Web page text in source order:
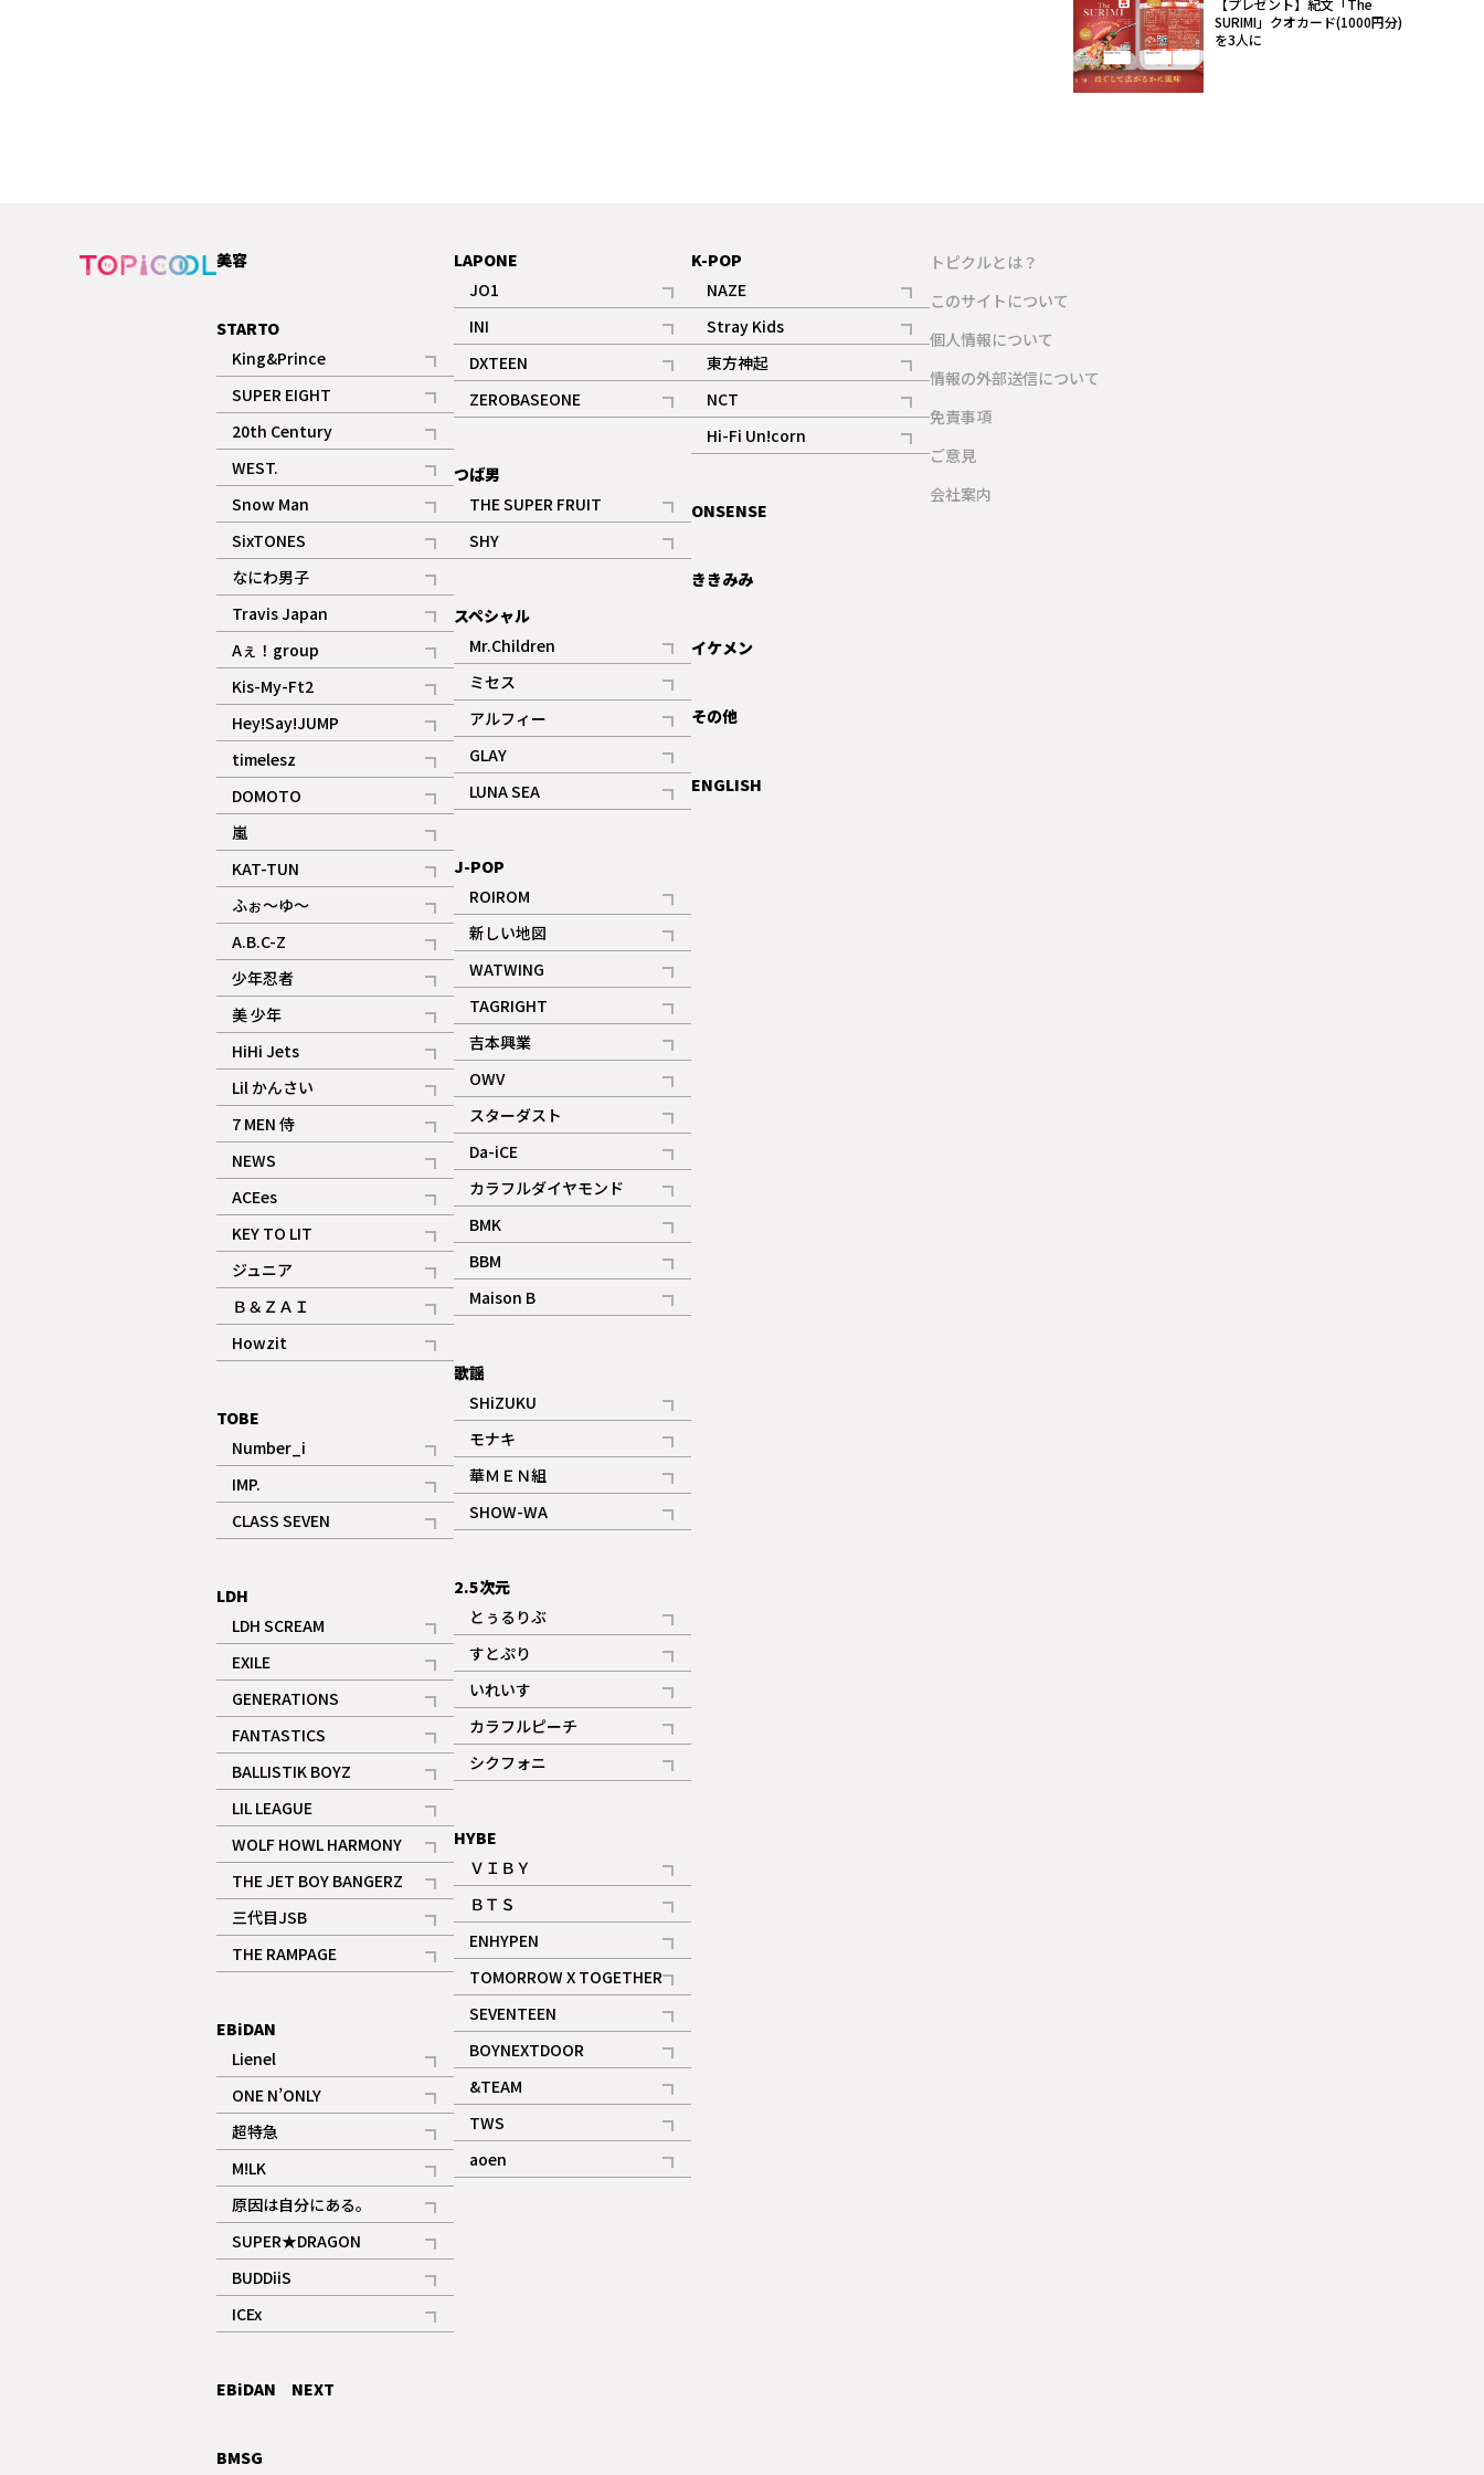
【プレゼント】紀文「The
SURIMI」クオカード(1000円分)
を3人に
美容
STARTO
King&Prince
記事
SUPER EIGHT
記事
20th Century
記事
WEST.
記事
Snow Man
記事
ギャラリー
SixTONES
記事
ギャラリー
なにわ男子
記事
Travis Japan
記事
Aぇ！group
記事
Kis-My-Ft2
記事
ギャラリー
Hey!Say!JUMP
記事
timelesz
記事
DOMOTO
記事
嵐
記事
KAT-TUN
記事
ふぉ～ゆ～
記事
A.B.C-Z
記事
ギャラリー
少年忍者
記事
美 少年
記事
HiHi Jets
記事
Lil かんさい
記事
7 MEN 侍
記事
NEWS
記事
ACEes
記事
KEY TO LIT
記事
ジュニア
記事
Ｂ＆ＺＡＩ
記事
Howzit
記事
TOBE
Number_i
記事
IMP.
記事
CLASS SEVEN
記事
LDH
LDH SCREAM
記事
EXILE
記事
GENERATIONS
記事
FANTASTICS
記事
BALLISTIK BOYZ
記事
LIL LEAGUE
記事
WOLF HOWL HARMONY
記事
THE JET BOY BANGERZ
記事
三代目JSB
記事
THE RAMPAGE
記事
EBiDAN
Lienel
記事
ONE N’ONLY
記事
超特急
記事
ギャラリー
M!LK
記事
原因は自分にある。
記事
SUPER★DRAGON
記事
BUDDiiS
記事
ICEx
記事
EBiDAN NEXT
BMSG
LAPONE
JO1
記事
ギャラリー
INI
記事
ギャラリー
DXTEEN
記事
ギャラリー
ZEROBASEONE
記事
つば男
THE SUPER FRUIT
記事
ギャラリー
SHY
記事
スペシャル
Mr.Children
記事
ミセス
記事
アルフィー
記事
GLAY
記事
LUNA SEA
記事
J-POP
ROIROM
記事
新しい地図
記事
WATWING
記事
TAGRIGHT
記事
吉本興業
記事
OWV
記事
ギャラリー
スターダスト
記事
Da-iCE
記事
カラフルダイヤモンド
記事
BMK
記事
ギャラリー
BBM
記事
ギャラリー
Maison B
記事
歌謡
SHiZUKU
記事
モナキ
記事
華ＭＥＮ組
記事
SHOW-WA
記事
2.5次元
とぅるりぶ
記事
すとぷり
記事
ギャラリー
いれいす
記事
ギャラリー
カラフルピーチ
記事
シクフォニ
記事
HYBE
ＶＩＢＹ
記事
ＢＴＳ
記事
ENHYPEN
記事
TOMORROW X TOGETHER
記事
ギャラリー
SEVENTEEN
記事
BOYNEXTDOOR
記事
&TEAM
記事
ギャラリー
TWS
記事
aoen
記事
K-POP
NAZE
記事
Stray Kids
記事
東方神起
記事
NCT
記事
Hi-Fi Un!corn
記事
ONSENSE
ききみみ
イケメン
その他
ENGLISH
トピクルとは？
このサイトについて
個人情報について
情報の外部送信について
免責事項
ご意見
会社案内